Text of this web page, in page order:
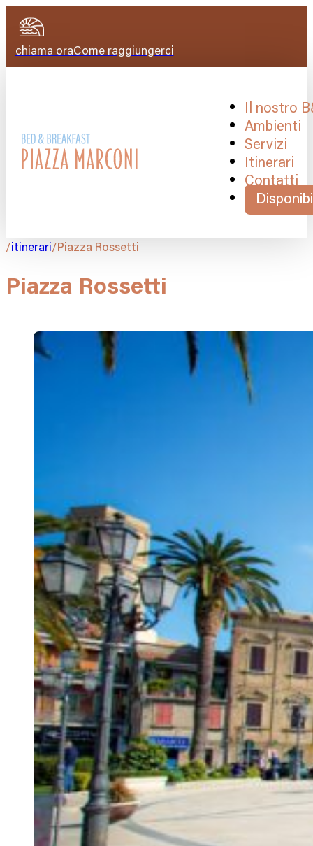
chiama oraCome raggiungerci
Il nostro
Ambienti
Servizi
Itinerari
Contatti
/itinerari/Piazza Rossetti
Piazza Rossetti